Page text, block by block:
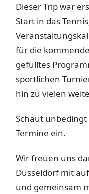
Dieser Trip war
Start in das
für die
gefülltes
sportlichen
hin zu vielen
Schaut
Termine ein.
Wir freuen uns
Düsseldorf mit
und gemeinsam